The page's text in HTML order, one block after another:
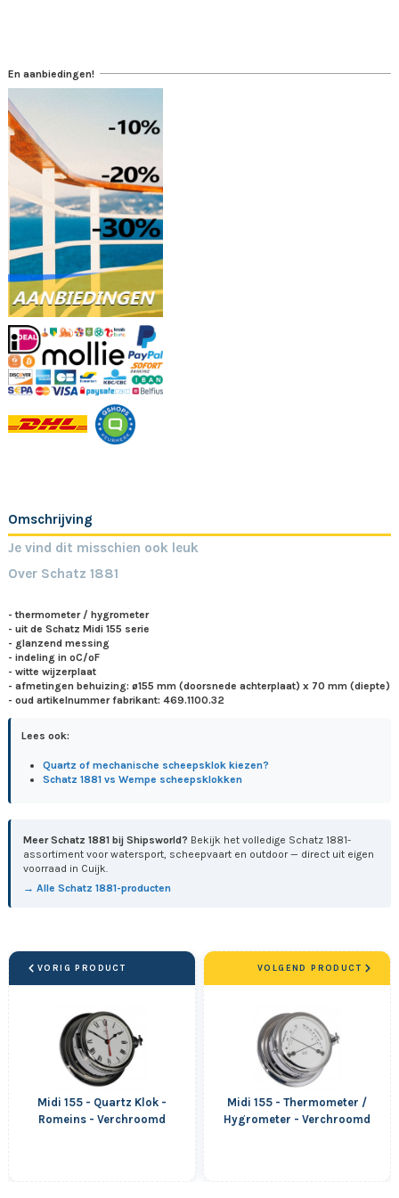
En aanbiedingen!
Omschrijving
Je vind dit misschien ook leuk
Over Schatz 1881
- thermometer / hygrometer
- uit de Schatz Midi 155 serie
- glanzend messing
- indeling in ºC/ºF
- witte wijzerplaat
- afmetingen behuizing: ø155 mm (doorsnede achterplaat) x 70 mm (diepte)
- oud artikelnummer fabrikant: 469.1100.32
Lees ook:
Quartz of mechanische scheepsklok kiezen?
Schatz 1881 vs Wempe scheepsklokken
Meer Schatz 1881 bij Shipsworld? Bekijk het volledige Schatz 1881-
assortiment voor watersport, scheepvaart en outdoor — direct uit eigen
voorraad in Cuijk.
→ Alle Schatz 1881-producten
VORIG PRODUCT
Midi 155 - Quartz Klok -
Romeins - Verchroomd
Midi 155 - Thermometer /
Hygrometer - Verchroomd
VOLGEND PRODUCT